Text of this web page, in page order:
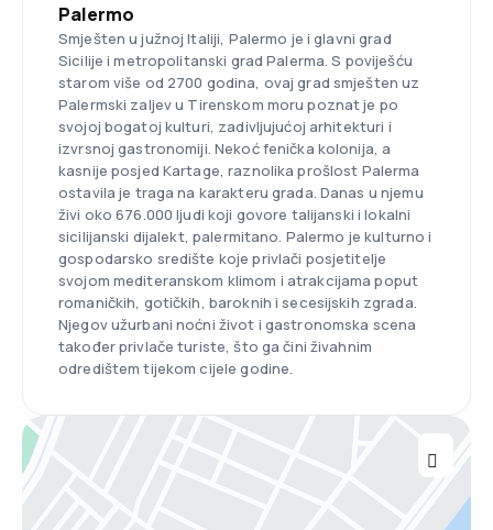
Palermo
Smješten u južnoj Italiji, Palermo je i glavni grad
Sicilije i metropolitanski grad Palerma. S poviješću
starom više od 2700 godina, ovaj grad smješten uz
Palermski zaljev u Tirenskom moru poznat je po
svojoj bogatoj kulturi, zadivljujućoj arhitekturi i
izvrsnoj gastronomiji. Nekoć fenička kolonija, a
kasnije posjed Kartage, raznolika prošlost Palerma
ostavila je traga na karakteru grada. Danas u njemu
živi oko 676.000 ljudi koji govore talijanski i lokalni
sicilijanski dijalekt, palermitano. Palermo je kulturno i
gospodarsko središte koje privlači posjetitelje
svojom mediteranskom klimom i atrakcijama poput
romaničkih, gotičkih, baroknih i secesijskih zgrada.
Njegov užurbani noćni život i gastronomska scena
također privlače turiste, što ga čini živahnim
odredištem tijekom cijele godine.